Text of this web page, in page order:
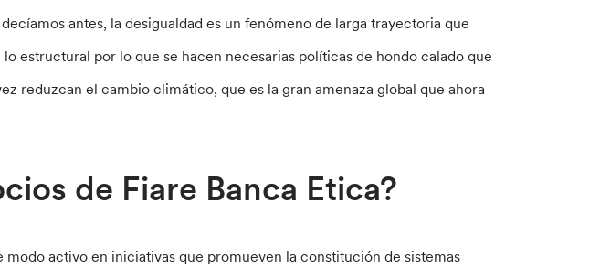
antes, la desigualdad es un fenómeno de larga trayectoria que
estructural por lo que se hacen necesarias políticas de hondo calado que
reduzcan el cambio climático, que es la gran amenaza global que ahora
de Fiare Banca Etica?
modo activo en iniciativas que promueven la constitución de sistemas